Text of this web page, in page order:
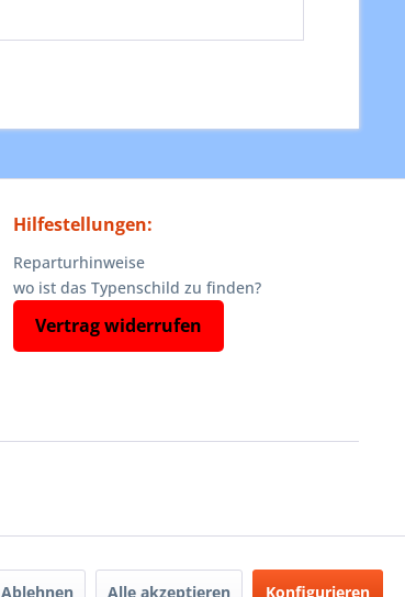
Hilfestellungen:
Reparturhinweise
wo ist das Typenschild zu finden?
Vertrag widerrufen
Ablehnen Alle akzeptieren Konfigurieren